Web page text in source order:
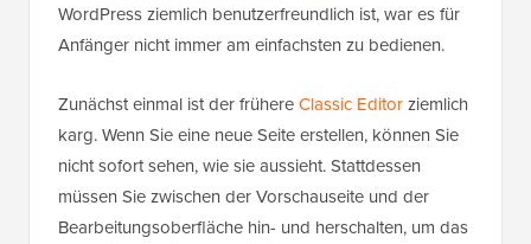
WordPress ziemlich benutzerfreundlich ist, war es für
Anfänger nicht immer am einfachsten zu bedienen.
Zunächst einmal ist der frühereClassic Editorziemlich
karg. Wenn Sie eine neue Seite erstellen, können Sie
nicht sofort sehen, wie sie aussieht. Stattdessen
müssen Sie zwischen der Vorschauseite und der
Bearbeitungsoberfläche hin- und herschalten, um das